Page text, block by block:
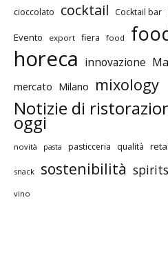
cioccolato cocktail Cocktail bar
Evento export fiera food
horeca innovazione
mercato Milano mixology
Notizie di
oggi
novità pasta pasticceria qualità
snack sostenibilità spirits
vino